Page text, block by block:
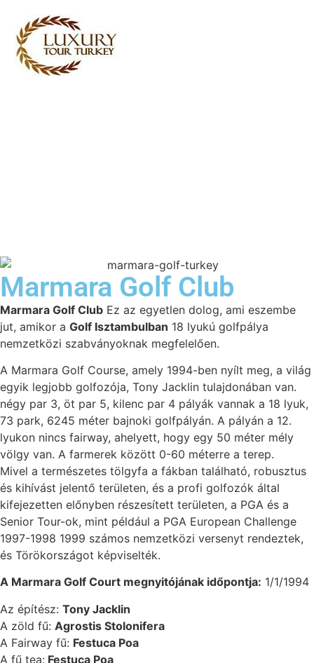
Marmara Golf Club
Marmara Golf Club Ez az egyetlen dolog, ami eszembe
jut, amikor a Golf Isztambulban 18 lyukú golfpálya
nemzetközi szabványoknak megfelelően.
A Marmara Golf Course, amely 1994-ben nyílt meg, a világ
egyik legjobb golfozója, Tony Jacklin tulajdonában van.
négy par 3, öt par 5, kilenc par 4 pályák vannak a 18 lyuk,
73 park, 6245 méter bajnoki golfpályán. A pályán a 12.
lyukon nincs fairway, ahelyett, hogy egy 50 méter mély
völgy van. A farmerek között 0-60 méterre a terep.
Mivel a természetes tölgyfa a fákban található, robusztus
és kihívást jelentő területen, és a profi golfozók által
kifejezetten előnyben részesített területen, a PGA és a
Senior Tour-ok, mint például a PGA European Challenge
1997-1998 1999 számos nemzetközi versenyt rendeztek,
és Törökországot képviselték.
A Marmara Golf Court megnyitójának időpontja: 1/1/1994
Az építész: Tony Jacklin
A zöld fű: Agrostis Stolonifera
A Fairway fű: Festuca Poa
A fű tea: Festuca Poa